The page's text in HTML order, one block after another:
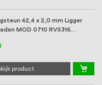
42,4 x 2,0 mm Ligger
MOD 0710 RVS316
product